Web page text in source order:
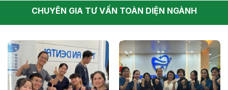
CHUYÊN GIA TƯ VẤN TOÀN DIỆN NGÀNH